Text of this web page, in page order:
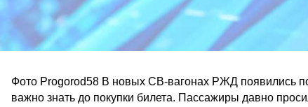
Фото Progorod58 В новых СВ-вагонах РЖД появились
важно знать до покупки билета. Пассажиры давно